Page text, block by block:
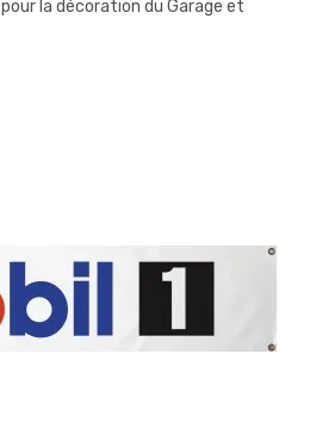
la décoration du Garage et